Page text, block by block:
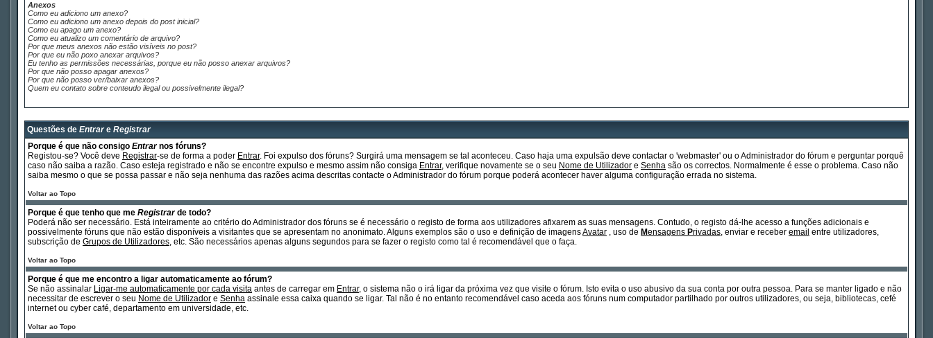
Anexos
Como eu adiciono um anexo?
Como eu adiciono um anexo depois do post inicial?
Como eu apago um anexo?
Como eu atualizo um comentário de arquivo?
Por que meus anexos não estão visíveis no post?
Por que eu não poxo anexar arquivos?
Eu tenho as permissões necessárias, porque eu não posso anexar arquivos?
Por que não posso apagar anexos?
Por que não posso ver/baixar anexos?
Quem eu contato sobre conteudo ilegal ou possivelmente ilegal?
Questões de Entrare Registrar
Porque é que não consigo Entrarnos fóruns?
Registou-se? Você deve Registrar-se de forma a poder Entrar. Foi expulso dos fóruns? Surgirá uma mensagem se tal aconteceu. Caso haja uma expulsão deve contactar o 'webmaster' ou o Administrador do fórum e perguntar porquê
caso não saiba a razão. Caso esteja registrado e não se encontre expulso e mesmo assim não consiga Entrar, verifique novamente se o seu Nome de Utilizador e Senha são os correctos. Normalmente é esse o problema. Caso não
saiba mesmo o que se possa passar e não seja nenhuma das razões acima descritas contacte o Administrador do fórum porque poderá acontecer haver alguma configuração errada no sistema.
Voltar ao Topo
Porque é que tenho que me Registrarde todo?
Poderá não ser necessário. Está inteiramente ao critério do Administrador dos fóruns se é necessário o registo de forma aos utilizadores afixarem as suas mensagens. Contudo, o registo dá-lhe acesso a funções adicionais e
possivelmente fóruns que não estão disponíveis a visitantes que se apresentam no anonimato. Alguns exemplos são o uso e definição de imagensAvatar , uso de Mensagens Privadas, enviar e receber email entre utilizadores,
subscrição de Grupos de Utilizadores, etc. São necessários apenas alguns segundos para se fazer o registo como tal é recomendável que o faça.
Voltar ao Topo
Porque é que me encontro a ligar automaticamente ao fórum?
Se não assinalar Ligar-me automaticamente por cada visita antes de carregar em Entrar, o sistema não o irá ligar da próxima vez que visite o fórum. Isto evita o uso abusivo da sua conta por outra pessoa. Para se manter ligado e não
necessitar de escrever o seu Nome de Utilizador e Senha assinale essa caixa quando se ligar. Tal não é no entanto recomendável caso aceda aos fóruns num computador partilhado por outros utilizadores, ou seja, bibliotecas, cefé
internet ou cyber café, departamento em universidade, etc.
Voltar ao Topo